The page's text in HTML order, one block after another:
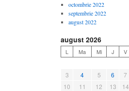
octombrie 2022
septembrie 2022
august 2022
august 2026
L Ma Mi J V
3
4 5 6 7
10
11 12 13 14